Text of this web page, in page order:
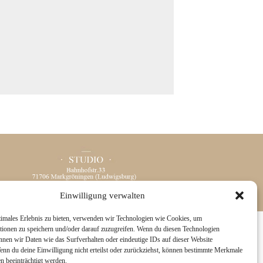
Einwilligung verwalten
Erlebnis zu bieten, verwenden wir Technologien wie Cookies, um
zu speichern und/oder darauf zuzugreifen. Wenn du diesen Technologien
wir Daten wie das Surfverhalten oder eindeutige IDs auf dieser Website
du deine Einwilligung nicht erteilst oder zurückziehst, können bestimmte Merkmale
beeinträchtigt werden.
| DESIGN BY RED MET YELLOW